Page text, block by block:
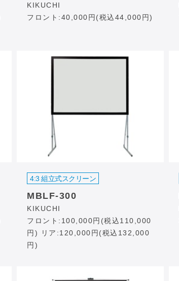
KIKUCHI
フロント:40,000円(税込44,000円)
4:3 組立式スクリーン
MBLF-300
KIKUCHI
フロント:100,000円(税込110,000
円) リア:120,000円(税込132,000
円)